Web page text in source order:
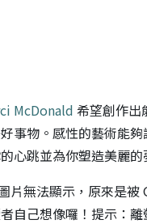
McDonald 希望創作出
事物。感性的藝術能
心跳並為你塑造美麗的
片無法顯示，原來是
自己想像囉！提示：